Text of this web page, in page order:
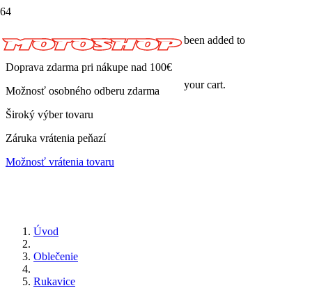
been added to
your cart.
Doprava zdarma pri nákupe nad 100€
Možnosť osobného odberu zdarma
Široký výber tovaru
Záruka vrátenia peňazí
Možnosť vrátenia tovaru
Úvod
Oblečenie
Rukavice